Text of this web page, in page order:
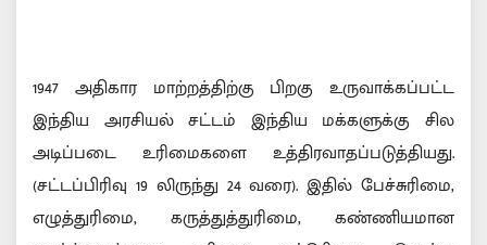
1947 அதிகார மாற்றத்திற்கு பிறகு உருவாக்கப்பட்ட
இந்திய அரசியல் சட்டம் இந்திய மக்களுக்கு சில
அடிப்படை உரிமைகளை உத்திரவாதப்படுத்தியது.
(சட்டப்பிரிவு 19 லிருந்து 24 வரை). இதில் பேச்சுரிமை,
எழுத்துரிமை, கருத்துத்துரிமை, கண்ணியமான